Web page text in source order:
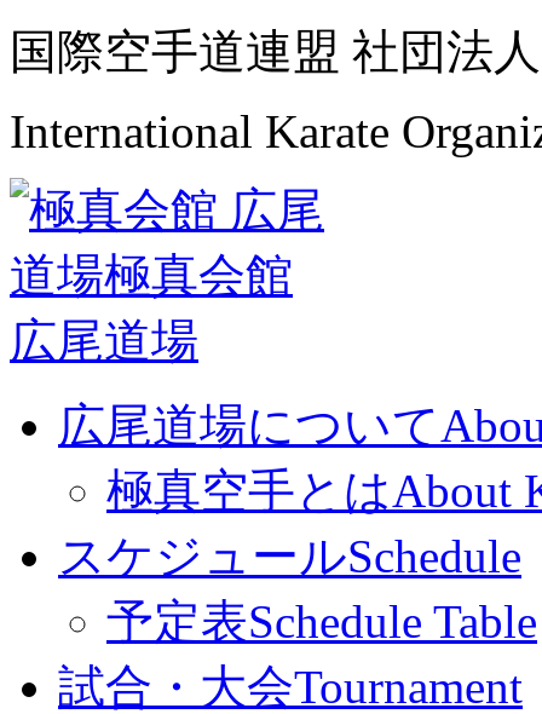
国際空手道連盟 社団法
International Karate
広尾道場について
極真空手とはAbout
スケジュールSchedule
予定表Schedule Table
試合・大会Tournament